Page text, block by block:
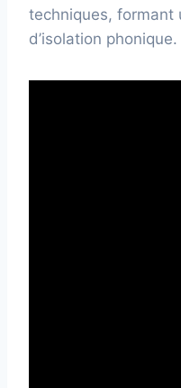
techniques, formant
d’isolation phonique.